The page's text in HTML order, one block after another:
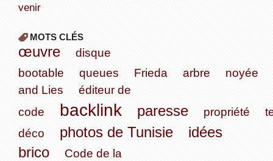
venir
MOTS CLÉS
œuvre
disque
bootable
queues Frieda arbre
noyée
and Lies
éditeur de
code
backlink paresse propriété
déco
photos de Tunisie
idées
brico
Code de la